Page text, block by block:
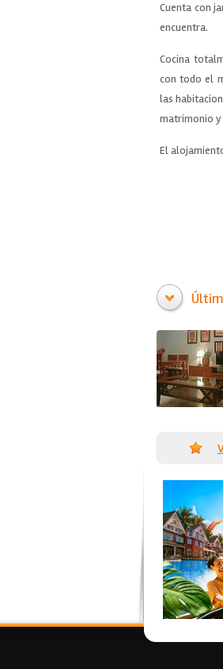
Cuenta con
encuentra.
Cocina
con todo el
las
matrimonio y
El